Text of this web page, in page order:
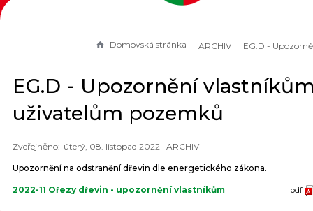
Domovská stránka ARCHIV
EG.D - Upozornění
uživatelům pozemků
úterý, 08. listopad 2022 | ARCHIV
Upozornění na odstranění dřevin dle energetického zákona.
2022-11 Ořezy dřevin - upozornění vlastníkům pdf